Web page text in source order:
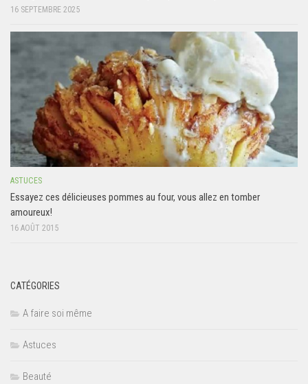
16 SEPTEMBRE 2025
ASTUCES
Essayez ces délicieuses pommes au four, vous allez en tomber
amoureux!
16 AOÛT 2015
CATÉGORIES
A faire soi même
Astuces
Beauté